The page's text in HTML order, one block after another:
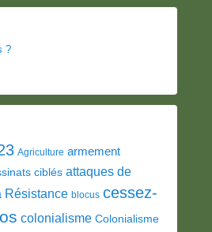
?
Agriculture armement
ciblés attaques de
Résistance blocus cessez-
colonialisme Colonialisme